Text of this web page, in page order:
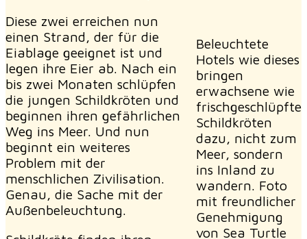
Beleuchtete
Hotels wie dieses
bringen
erwachsene wie
frischgeschlüpfte
Schildkröten
dazu, nicht zum
Meer, sondern
ins Inland zu
wandern. Foto
mit freundlicher
Genehmigung
von Sea Turtle
Diese zwei erreichen nun
einen Strand, der für die
Eiablage geeignet ist und
legen ihre Eier ab. Nach ein
bis zwei Monaten schlüpfen
die jungen Schildkröten und
beginnen ihren gefährlichen
Weg ins Meer. Und nun
beginnt ein weiteres
Problem mit der
menschlichen Zivilisation.
Genau, die Sache mit der
Außenbeleuchtung.